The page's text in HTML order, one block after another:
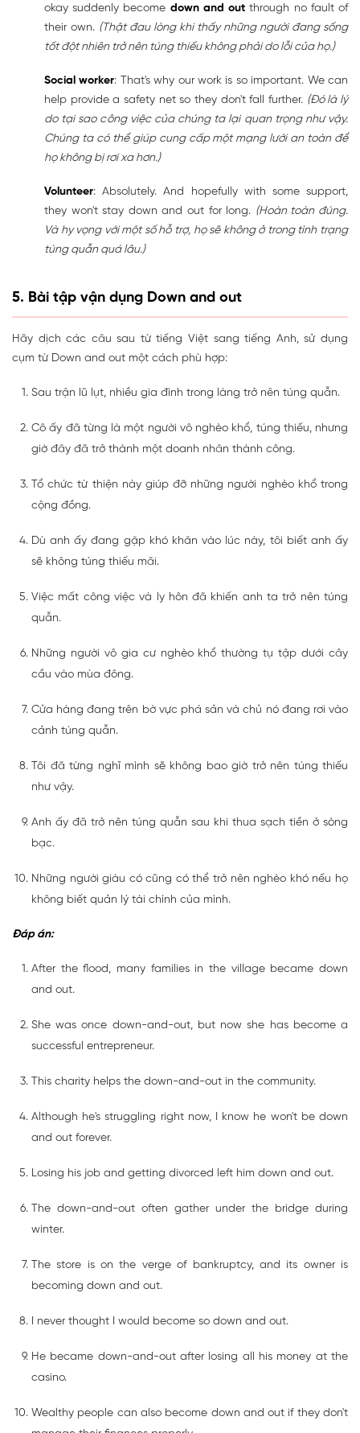
okay suddenly become down and out through no fault of
their own. (Thật đau lòng khi thấy những người đang sống
tốt đột nhiên trở nên túng thiếu không phải do lỗi của họ.)
Social worker: That's why our work is so important. We can
help provide a safety net so they don't fall further. (Đó là lý
do tại sao công việc của chúng ta lại quan trọng như vậy.
Chúng ta có thể giúp cung cấp một mạng lưới an toàn để
họ không bị rơi xa hơn.)
Volunteer: Absolutely. And hopefully with some support,
they won't stay down and out for long. (Hoàn toàn đúng.
Và hy vọng với một số hỗ trợ, họ sẽ không ở trong tình trạng
túng quẫn quá lâu.)
5. Bài tập vận dụng Down and out
Hãy dịch các câu sau từ tiếng Việt sang tiếng Anh, sử dụng
cụm từ Down and out một cách phù hợp:
Sau trận lũ lụt, nhiều gia đình trong làng trở nên túng quẫn.
Cô ấy đã từng là một người vô nghèo khổ, túng thiếu, nhưng
giờ đây đã trở thành một doanh nhân thành công.
Tổ chức từ thiện này giúp đỡ những người nghèo khổ trong
cộng đồng.
Dù anh ấy đang gặp khó khăn vào lúc này, tôi biết anh ấy
sẽ không túng thiếu mãi.
Việc mất công việc và ly hôn đã khiến anh ta trở nên túng
quẫn.
Những người vô gia cư nghèo khổ thường tụ tập dưới cây
cầu vào mùa đông.
Cửa hàng đang trên bờ vực phá sản và chủ nó đang rơi vào
cảnh túng quẫn.
Tôi đã từng nghĩ mình sẽ không bao giờ trở nên túng thiếu
như vậy.
Anh ấy đã trở nên túng quẫn sau khi thua sạch tiền ở sòng
bạc.
Những người giàu có cũng có thể trở nên nghèo khó nếu họ
không biết quản lý tài chính của mình.
Đáp án:
After the flood, many families in the village became down
and out.
She was once down-and-out, but now she has become a
successful entrepreneur.
This charity helps the down-and-out in the community.
Although he's struggling right now, I know he won't be down
and out forever.
Losing his job and getting divorced left him down and out.
The down-and-out often gather under the bridge during
winter.
The store is on the verge of bankruptcy, and its owner is
becoming down and out.
I never thought I would become so down and out.
He became down-and-out after losing all his money at the
casino.
Wealthy people can also become down and out if they don't